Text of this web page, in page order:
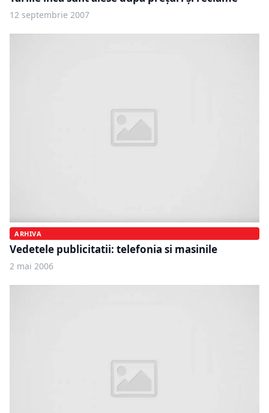
12 septembrie 2007
ARHIVA
Vedetele publicitatii: telefonia si masinile
2 mai 2006